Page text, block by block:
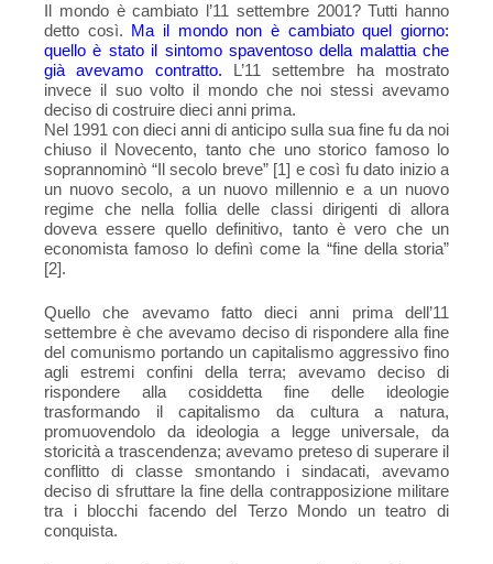
Il mondo è cambiato l’11 settembre 2001? Tutti hanno
detto così. Ma il mondo non è cambiato quel giorno:
quello è stato il sintomo spaventoso della malattia che
già avevamo contratto. L’11 settembre ha mostrato
invece il suo volto il mondo che noi stessi avevamo
deciso di costruire dieci anni prima.
Nel 1991 con dieci anni di anticipo sulla sua fine fu da noi
chiuso il Novecento, tanto che uno storico famoso lo
soprannominò “Il secolo breve” [1] e così fu dato inizio a
un nuovo secolo, a un nuovo millennio e a un nuovo
regime che nella follia delle classi dirigenti di allora
doveva essere quello definitivo, tanto è vero che un
economista famoso lo definì come la “fine della storia”
[2].
Quello che avevamo fatto dieci anni prima dell’11
settembre è che avevamo deciso di rispondere alla fine
del comunismo portando un capitalismo aggressivo fino
agli estremi confini della terra; avevamo deciso di
rispondere alla cosiddetta fine delle ideologie
trasformando il capitalismo da cultura a natura,
promuovendolo da ideologia a legge universale, da
storicità a trascendenza; avevamo preteso di superare il
conflitto di classe smontando i sindacati, avevamo
deciso di sfruttare la fine della contrapposizione militare
tra i blocchi facendo del Terzo Mondo un teatro di
conquista.